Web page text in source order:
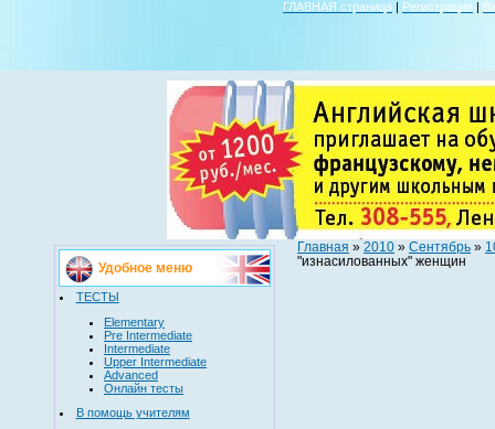
ГЛАВНАЯ страница | Регистрация |
Удобное меню
ТЕСТЫ
Elementary
Pre Intermediate
Intermediate
Upper Intermediate
Advanced
Онлайн тесты
В помощь учителям
Главная » 2010 » Сентябрь »
"изнасилованных" женщин